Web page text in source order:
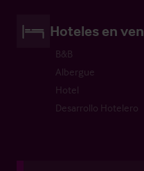
Hoteles en
B&B
Albergue
Hotel
Desarrollo Hotelero